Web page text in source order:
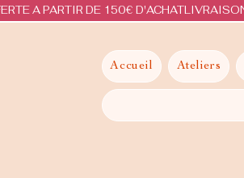
A PARTIR DE 150€ D'ACHAT
Accueil Ateliers